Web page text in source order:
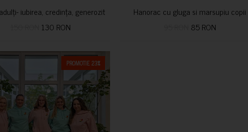
iubirea, credința, generozitatea vindecă
130 RON
Hanorac cu gluga si marsupiu copii
85 RON
PROMOTIE 23%